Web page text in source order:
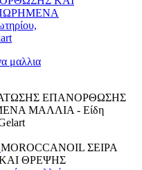
MOROCCANOIL ΣΕΙΡΑ
ΘΡΕΨΗΣ